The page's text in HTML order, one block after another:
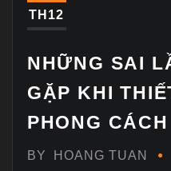
TH12
NHỮNG SAI
GẶP KHI
PHONG
BY
HOANG TUAN